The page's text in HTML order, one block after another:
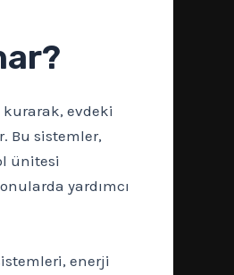
evdeki
Bu sistemler,
ünitesi
yardımcı
enerji